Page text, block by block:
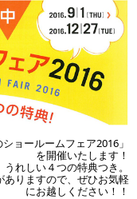
ョールームフェア2016」
を開催いたします！
うれしい４つの特典つき。
りますので、ぜひお気軽
にお越しください！！